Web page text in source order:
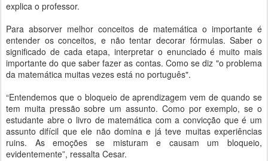
explica o professor.
Para absorver melhor conceitos de matemática o importante é
entender os conceitos, e não tentar decorar fórmulas. Saber o
significado de cada etapa, interpretar o enunciado é muito mais
importante do que saber fazer as contas. Como se diz "o problema
da matemática muitas vezes está no português".
“Entendemos que o bloqueio de aprendizagem vem de quando se
tem muita pressão sobre um assunto. Como por exemplo, se o
estudante abre o livro de matemática com a convicção que é um
assunto difícil que ele não domina e já teve muitas experiências
ruins. As emoções se misturam e causam um bloqueio,
evidentemente”, ressalta Cesar.